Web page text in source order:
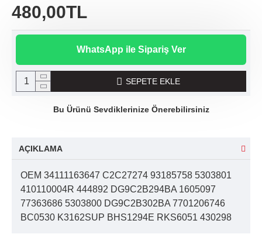
480,00TL
WhatsApp ile Sipariş Ver
SEPETE EKLE
Bu Ürünü Sevdiklerinize Önerebilirsiniz
AÇIKLAMA
OEM 34111163647 C2C27274 93185758 5303801
410110004R 444892 DG9C2B294BA 1605097
77363686 5303800 DG9C2B302BA 7701206746
BC0530 K3162SUP BHS1294E RKS6051 430298